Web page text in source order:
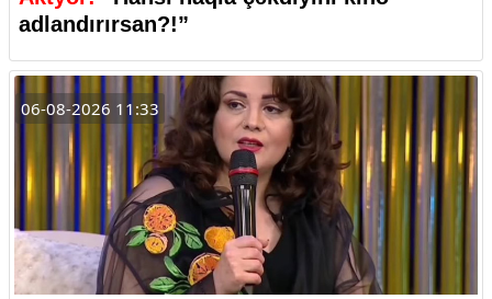
adlandırırsan?!”
06-08-2026 11:33